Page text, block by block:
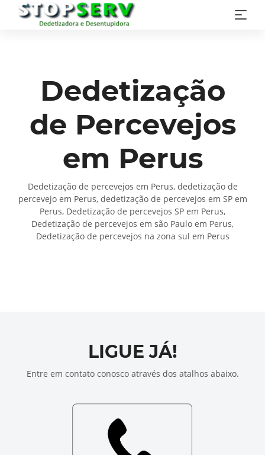
Dedetização
de Percevejos
em Perus
Dedetização de percevejos em Perus, dedetização de
percevejo em Perus, dedetização de percevejos em SP em
Perus, Dedetização de percevejos SP em Perus,
Dedetização de percevejos em são Paulo em Perus,
Dedetização de percevejos na zona sul em Perus
LIGUE JÁ!
Entre em contato conosco através dos atalhos abaixo.